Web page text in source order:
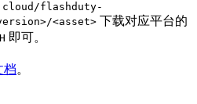
flashduty-
<asset> 下载对应平台的
即可。
档。